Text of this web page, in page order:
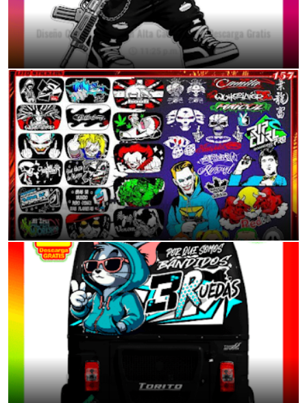
Diseño Conejo Urbano en Alta Calidad PNG Descarga Gratis
11:25 p.m.
Calcomanías Tuning para Mototaxis: Dale Vida a tu Vehículo
11:40 p.m.
Estilo Tuning Posterior para Mototaxis Bajaj